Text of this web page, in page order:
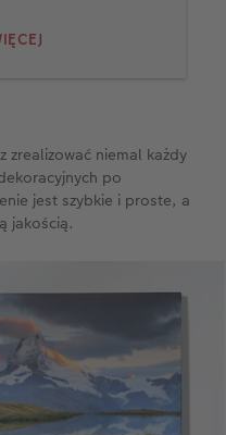
późniejszy
wybierasz nie tylko
kadrowania, styl
czy
i daty.
niesamowitą
na blaknięcie.
zachwycającą i
zrealizować niemal każdy
po
jest szybkie i proste, a
jakością.